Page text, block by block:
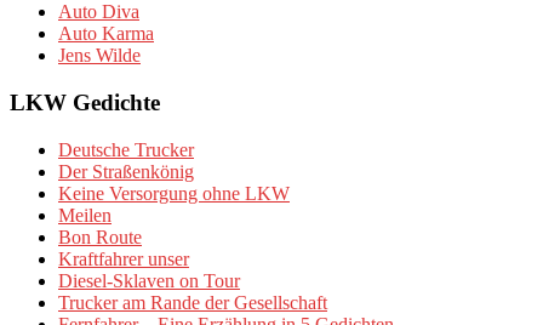
Auto Diva
Auto Karma
Jens Wilde
LKW Gedichte
Deutsche Trucker
Der Straßenkönig
Keine Versorgung ohne LKW
Meilen
Bon Route
Kraftfahrer unser
Diesel-Sklaven on Tour
Trucker am Rande der Gesellschaft